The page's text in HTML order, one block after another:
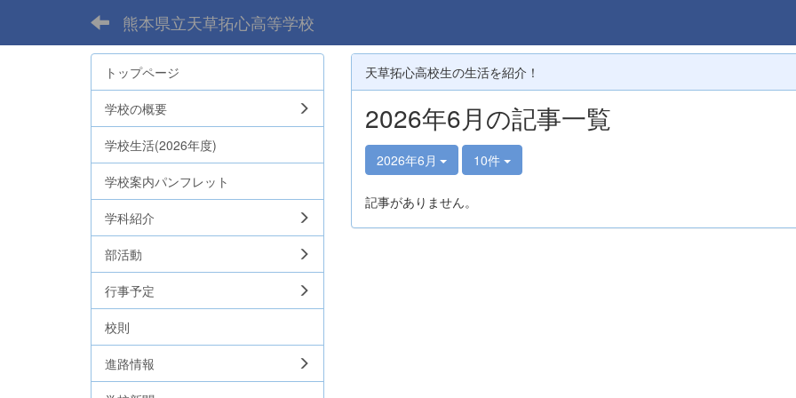
熊本県立天草拓心高等学校
天草拓心高校生の生活を紹介！
2026年6月の記事一覧
2026年6月 10件
記事がありません。
トップページ
学校の概要
学校生活(2026年度)
学校案内パンフレット
学科紹介
部活動
行事予定
校則
進路情報